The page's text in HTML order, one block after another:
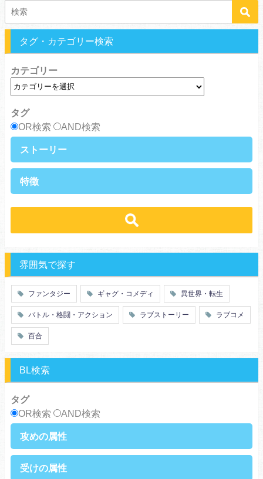
タグ・カテゴリー検索
カテゴリー
タグ
OR検索
AND検索
ストーリー
ラブストーリー
歴史・時代劇
特徴
職業
働く女子
特殊能力
百合
ドロ沼
萌え系
青春
仲間
幼なじみ
オタク
動物
ツンデレ
アラサー
スピンオフ・外伝
ヤンキー・極道
癒し系
サラリーマン
浮気・不倫
雰囲気で探す
ファンタジー ギャグ・コメディ 異世界・転生
バトル・格闘・アクション ラブストーリー ラブコメ
百合
BL検索
タグ
OR検索
AND検索
攻めの属性
俺様攻め
受けの属性